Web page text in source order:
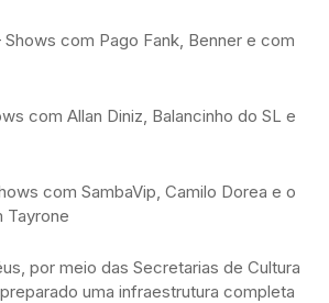
Shows com Pago Fank, Benner e com
com Allan Diniz, Balancinho do SL e
com SambaVip, Camilo Dorea e o
Tayrone
por meio das Secretarias de Cultura
uma infraestrutura completa